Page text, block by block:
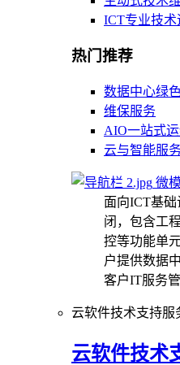
ICT专业技术
热门推荐
数据中心绿
维保服务
AIO一站式
云与智能服
微
面向ICT基
闭，包含工
控等功能单
户提供数据
客户IT服务管
云软件技术支持服
云软件技术